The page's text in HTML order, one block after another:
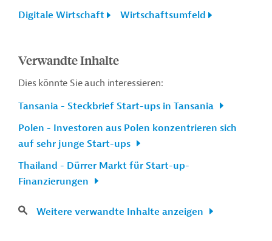
Digitale Wirtschaft
Wirtschaftsumfeld
Verwandte Inhalte
Dies könnte Sie auch interessieren:
Tansania - Steckbrief Start-ups in Tansania
Polen - Investoren aus Polen konzentrieren sich
auf sehr junge Start-ups
Thailand - Dürrer Markt für Start-up-
Finanzierungen
Weitere verwandte Inhalte anzeigen